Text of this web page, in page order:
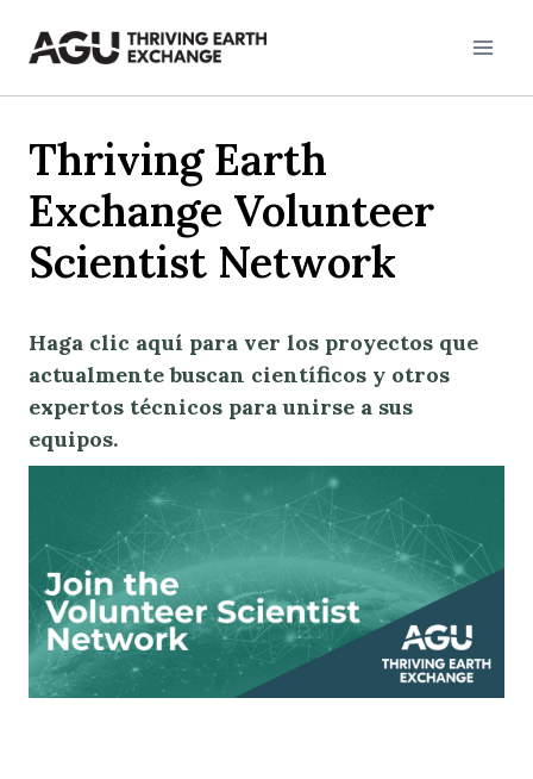
Thriving Earth
Exchange Volunteer
Scientist Network
Haga clic aquí para ver los proyectos que
actualmente buscan científicos y otros
expertos técnicos para unirse a sus
equipos.